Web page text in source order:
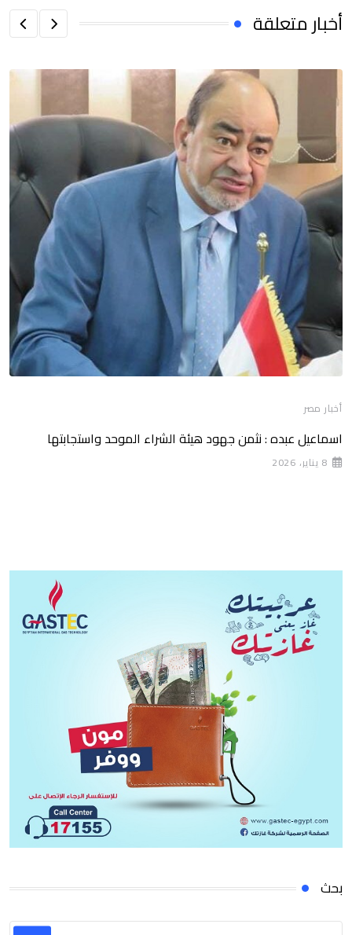
أخبار متعلقة
أخبار مصر
اسماعيل عبده : نثمن جهود هيئة الشراء الموحد واستجابتها
8 يناير، 2026
بحث